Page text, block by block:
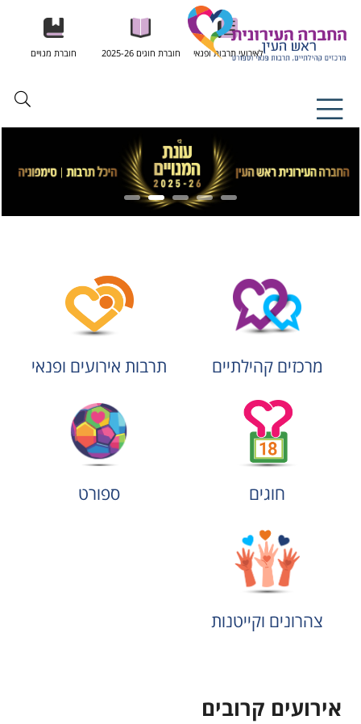
לאירועי תרבות ופנאי חוברת חוגים 2025-26 חוברת מנויים
מרכזים קהילתיים תרבות אירועים ופנאי
חוגים ספורט
צהרונים וקייטנות
אירועים קרובים